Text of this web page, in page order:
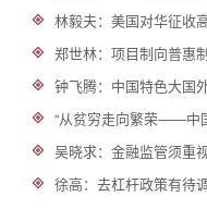
林毅夫：美国对华征收
郑世林：项目制向普惠
钟飞腾：中国特色大国
“从贫穷走向繁荣——中
吴晓求：金融监管须重
徐高：去杠杆政策有待